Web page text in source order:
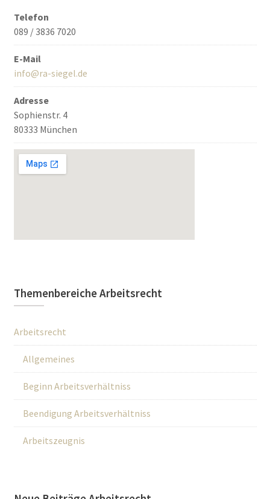
Telefon
089 / 3836 7020
E-Mail
info@ra-siegel.de
Adresse
Sophienstr. 4
80333 München
Themenbereiche Arbeitsrecht
Arbeitsrecht
Allgemeines
Beginn Arbeitsverhältniss
Beendigung Arbeitsverhältniss
Arbeitszeugnis